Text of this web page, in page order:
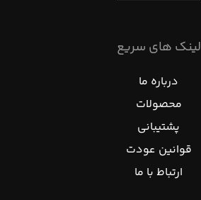
لینک های سریع
درباره ما
محصولات
پشتیبانی
قوانین عودت
ارتباط با ما